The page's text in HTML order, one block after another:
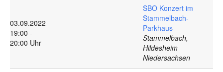
03.09.2022
19:00 -
20:00 Uhr
SBO Konzert im
Stammelbach-
Parkhaus
Stammelbach,
Hildesheim
Niedersachsen